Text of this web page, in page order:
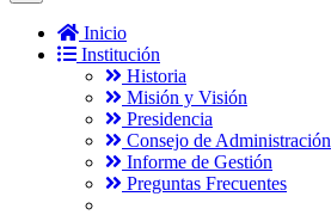
Inicio
Institución
Historia
Misión y Visión
Presidencia
Consejo de Administración
Informe de Gestión
Preguntas Frecuentes